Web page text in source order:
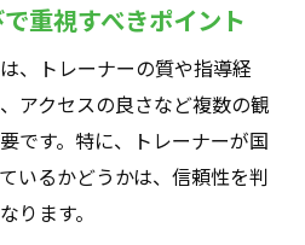
ニングジムの相性を見極め
に応える選び方
選びで継続率を高めるコツ
重視すべきポイント
、トレーナーの質や指導経
アクセスの良さなど複数の観
です。特に、トレーナーが国
いるかどうかは、信頼性を判
ります。